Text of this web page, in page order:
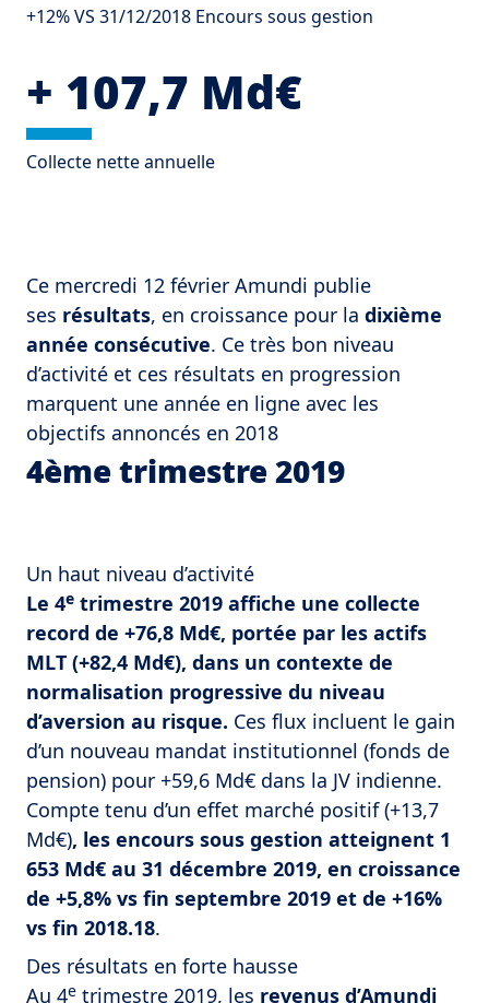
+12% VS 31/12/2018 Encours sous gestion
+ 107,7 Md€
Collecte nette annuelle
Ce mercredi 12 février Amundi publie
ses résultats, en croissance pour la dixième
année consécutive. Ce très bon niveau
d’activité et ces résultats en progression
marquent une année en ligne avec les
objectifs annoncés en 2018
4ème trimestre 2019
Un haut niveau d’activité
Le 4e trimestre 2019 affiche une collecte
record de +76,8 Md€, portée par les actifs
MLT (+82,4 Md€), dans un contexte de
normalisation progressive du niveau
d’aversion au risque. Ces flux incluent le gain
d’un nouveau mandat institutionnel (fonds de
pension) pour +59,6 Md€ dans la JV indienne.
Compte tenu d’un effet marché positif (+13,7
Md€), les encours sous gestion atteignent 1
653 Md€ au 31 décembre 2019, en croissance
de +5,8% vs fin septembre 2019 et de +16%
vs fin 2018.18.
Des résultats en forte hausse
Au 4e trimestre 2019, les revenus d’Amundi